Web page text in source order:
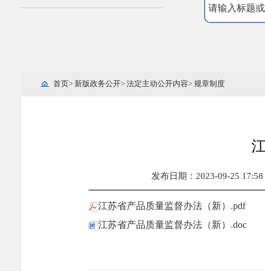
首页> 新版政务公开> 法定主动公开内容> 规章制度
发布日期：2023-09-25 17:58
江苏省产品质量监督办法（新）.pdf
江苏省产品质量监督办法（新）.doc